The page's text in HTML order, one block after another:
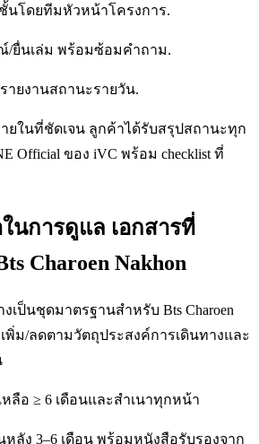
นโดยทีมหัวหน้าโครงการ.
ยื่นเล่ม พร้อมซ้อมคำถาม.
ายงานสถานะรายวัน.
ยในที่ชัดเจน ลูกค้าได้รับสรุปสถานะทุก
Official ของ iVC พร้อม checklist ที่
นการดูแล เอกสารที่
Charoen Nakhon
เป็นชุดมาตรฐานสำหรับ Bts Charoen
พิ่ม/ลดตามวัตถุประสงค์การเดินทางและ
ลือ ≥ 6 เดือนและสำเนาทุกหน้า
หลัง 3–6 เดือน พร้อมหนังสือรับรองจาก